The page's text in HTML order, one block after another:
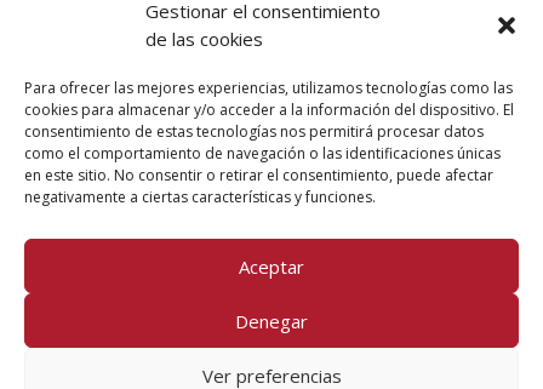
Gestionar el consentimiento
de las cookies
Para ofrecer las mejores experiencias, utilizamos tecnologías como las
cookies para almacenar y/o acceder a la información del dispositivo. El
consentimiento de estas tecnologías nos permitirá procesar datos
como el comportamiento de navegación o las identificaciones únicas
en este sitio. No consentir o retirar el consentimiento, puede afectar
negativamente a ciertas características y funciones.
Aceptar
Denegar
Ver preferencias
INFO
Aviso legal
Política de privacidad
Política de cookies
Clases
Talleres
FOLLOW US!